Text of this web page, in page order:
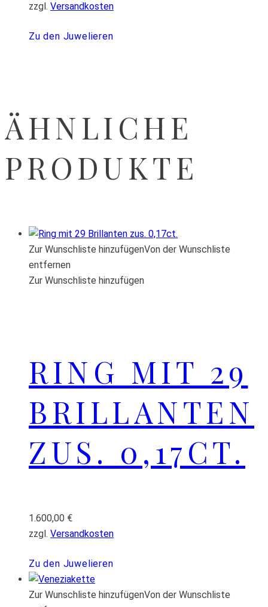
zzgl. Versandkosten
Zu den Juwelieren
ÄHNLICHE
PRODUKTE
Zur Wunschliste hinzufügenVon der Wunschliste
entfernen
Zur Wunschliste hinzufügen
RING MIT 29
BRILLANTEN
ZUS. 0,17CT.
1.600,00 €
zzgl. Versandkosten
Zu den Juwelieren
Zur Wunschliste hinzufügenVon der Wunschliste